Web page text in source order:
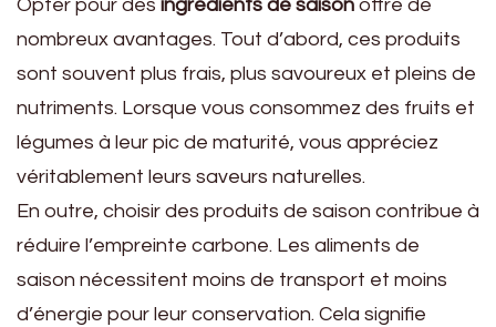
Opter pour des ingrédients de saison offre de
nombreux avantages. Tout d’abord, ces produits
sont souvent plus frais, plus savoureux et pleins de
nutriments. Lorsque vous consommez des fruits et
légumes à leur pic de maturité, vous appréciez
véritablement leurs saveurs naturelles.
En outre, choisir des produits de saison contribue à
réduire l’empreinte carbone. Les aliments de
saison nécessitent moins de transport et moins
d’énergie pour leur conservation. Cela signifie